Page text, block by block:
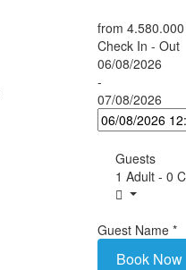
from
Check In - Out
06/08/2026
-
07/08/2026
Guests
1 Adult - 0
Guest Name *
Book Now